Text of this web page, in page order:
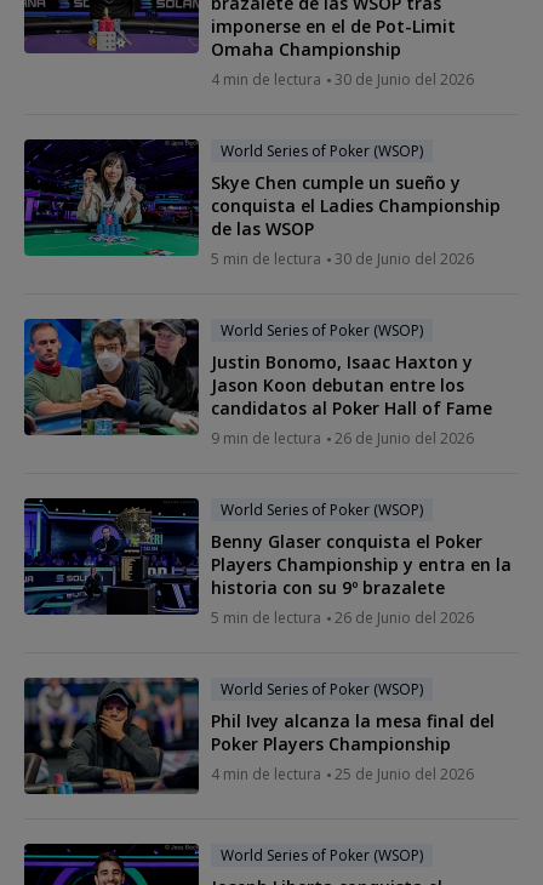
imponerse en el de Pot-Limit
Omaha Championship
4 min de lectura 30 de Junio del 2026
World Series of Poker (WSOP)
Skye Chen cumple un sueño y
conquista el Ladies Championship
de las WSOP
5 min de lectura 30 de Junio del 2026
World Series of Poker (WSOP)
Justin Bonomo, Isaac Haxton y
Jason Koon debutan entre los
candidatos al Poker Hall of Fame
9 min de lectura 26 de Junio del 2026
World Series of Poker (WSOP)
Benny Glaser conquista el Poker
Players Championship y entra en la
historia con su 9º brazalete
5 min de lectura 26 de Junio del 2026
World Series of Poker (WSOP)
Phil Ivey alcanza la mesa final del
Poker Players Championship
4 min de lectura 25 de Junio del 2026
World Series of Poker (WSOP)